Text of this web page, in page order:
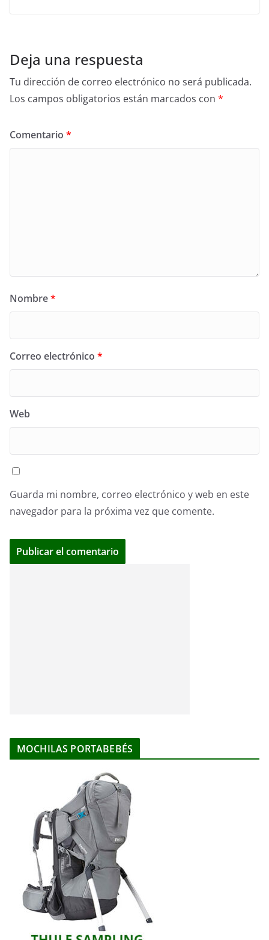
Deja una respuesta
Tu dirección de correo electrónico no será publicada.
Los campos obligatorios están marcados con *
Comentario *
Nombre*
Correo electrónico *
Web
Guarda mi nombre, correo electrónico y web en este
navegador para la próxima vez que comente.
MOCHILAS PORTABEBÉS